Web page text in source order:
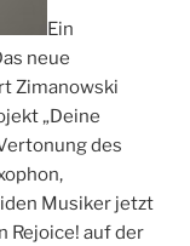
Ein
neue
Zimanowski
„Deine
des
Musiker jetzt
Rejoice! auf der